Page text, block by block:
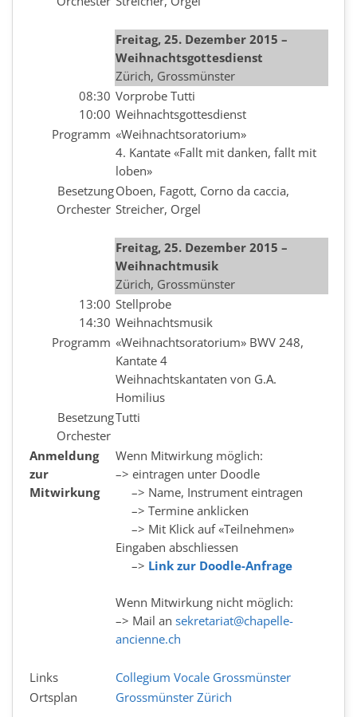
Freitag, 25. Dezember 2015 –
Weihnachtsgottesdienst
Zürich, Grossmünster
08:30
10:00
Vorprobe Tutti
Weihnachtsgottesdienst
Programm «Weihnachtsoratorium»
4. Kantate «Fallt mit danken, fallt mit
loben»
Besetzung
Orchester
Oboen, Fagott, Corno da caccia,
Streicher, Orgel
Freitag, 25. Dezember 2015 –
Weihnachtmusik
Zürich, Grossmünster
13:00
14:30
Stellprobe
Weihnachtsmusik
Programm «Weihnachtsoratorium» BWV 248,
Kantate 4
Weihnachtskantaten von G.A.
Homilius
Besetzung
Orchester
Tutti
Anmeldung
zur
Mitwirkung
Wenn Mitwirkung möglich:
–> eintragen unter Doodle
–> Name, Instrument eintragen
–> Termine anklicken
–> Mit Klick auf «Teilnehmen»
Eingaben abschliessen
–> Link zur Doodle-Anfrage
Wenn Mitwirkung nicht möglich:
–> Mail an sekretariat@chapelle-
ancienne.ch
Links
Collegium Vocale Grossmünster
Ortsplan
Grossmünster Zürich